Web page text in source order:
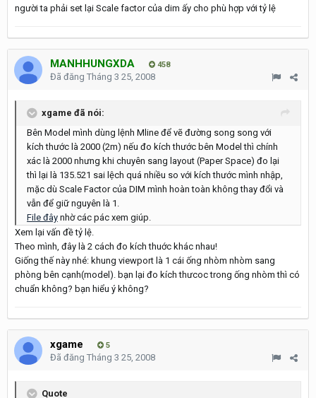
người ta phải set lại Scale factor của dim ấy cho phù hợp với tỷ lệ
MANHHUNGXDA 458
Đã đăng Tháng 3 25, 2008
xgame đã nói:
Bên Model mình dùng lệnh Mline để vẽ đường song song với
kích thước là 2000 (2m) nếu đo kích thước bên Model thì chính
xác là 2000 nhưng khi chuyên sang layout (Paper Space) đo lại
thì lại là 135.521 sai lệch quá nhiều so với kích thước mình nhập,
mặc dù Scale Factor của DIM mình hoàn toàn không thay đổi và
vẫn để giữ nguyên là 1.
File đây nhờ các pác xem giúp.
Xem lại vấn đề tỷ lệ.
Theo mình, đây là 2 cách đo kích thuớc khác nhau!
Giống thế này nhé: khung viewport là 1 cái ống nhòm nhòm sang
phòng bên cạnh(model). bạn lại đo kích thưcoc trong ống nhòm thì có
chuẩn không? bạn hiểu ý không?
xgame 5
Đã đăng Tháng 3 25, 2008
Quote